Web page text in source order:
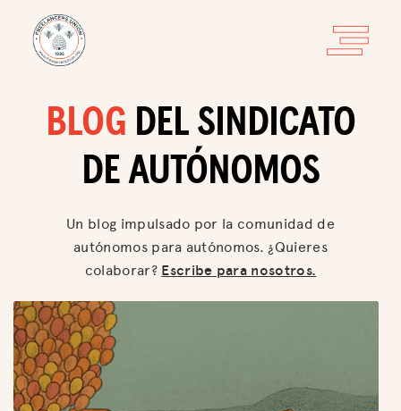
BLOG DEL SINDICATO
DE AUTÓNOMOS
Un blog impulsado por la comunidad de
autónomos para autónomos. ¿Quieres
colaborar? Escribe para nosotros.